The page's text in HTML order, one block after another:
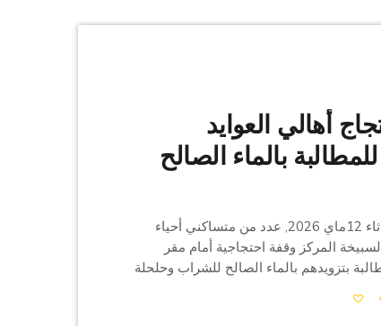
أهالي العوايد
بالماء الصالح
نفذ صباح اليوم الثلاثاء 12ماي 2026, عدد من متساكني أحياء
المركز وقفة احتجاجية أمام مقر
بتزويدهم بالماء الصالح للشراب وحلحلة
تم رصد ميزانية لتنفيذ هذا المشروع